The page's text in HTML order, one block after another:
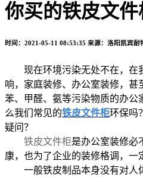
你买的铁皮文件
时间：2021-05-11 08:53:35 来源：洛阳凯宾耐
现在环境污染无处不在，在
响，家庭装修、办公室装修，
苯、甲醛、氨等污染物质的办公
么我们常见的铁皮文件柜环保吗
疑问？
铁皮文件柜是办公室装修必
康，也为了企业的装修格调，一
一般铁皮制品本身没有对人